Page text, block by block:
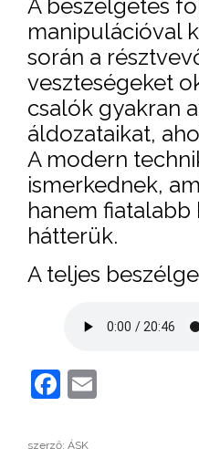
A beszélgetés
manipulációval
során a
veszteségeket
csalók gyakran
áldozataikat,
A modern
ismerkednek,
hanem
hátterük.
A teljes
Facebook
szerző: ÁSK